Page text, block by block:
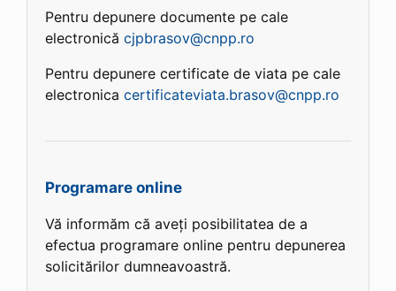
Pentru depunere documente pe cale
electronică cjpbrasov@cnpp.ro
Pentru depunere certificate de viata pe cale
electronica certificateviata.brasov@cnpp.ro
Programare online
Vă informăm că aveți posibilitatea de a
efectua programare online pentru depunerea
solicitărilor dumneavoastră.